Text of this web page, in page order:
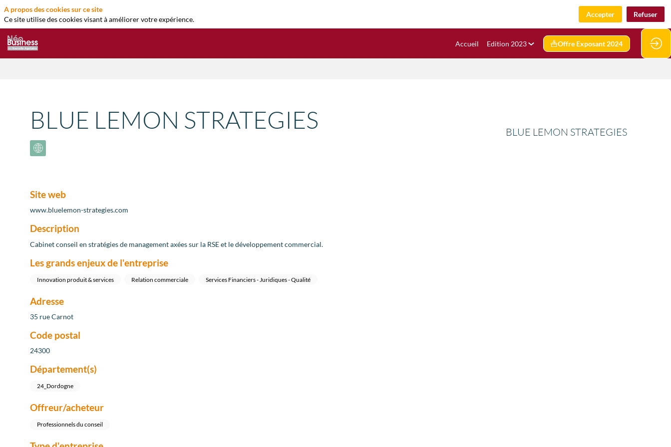
Accueil Edition 2023 Offre Exposant 2024
BLUE LEMON STRATEGIES
BLUE LEMON STRATEGIES
Site web
www.bluelemon-strategies.com
Description
Cabinet conseil en stratégies de management axées sur la RSE et le développement commercial.
Les grands enjeux de l'entreprise
Innovation produit & services Relation commerciale Services Financiers - Juridiques - Qualité
Adresse
35 rue Carnot
Code postal
24300
Département(s)
24_Dordogne
Offreur/acheteur
Professionnels du conseil
A propos des cookies sur ce site
Ce site utilise des cookies visant à améliorer votre expérience.
Accepter Refuser